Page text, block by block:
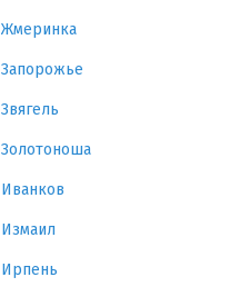
Жмеринка
Запорожье
Звягель
Золотоноша
Иванков
Измаил
Ирпень